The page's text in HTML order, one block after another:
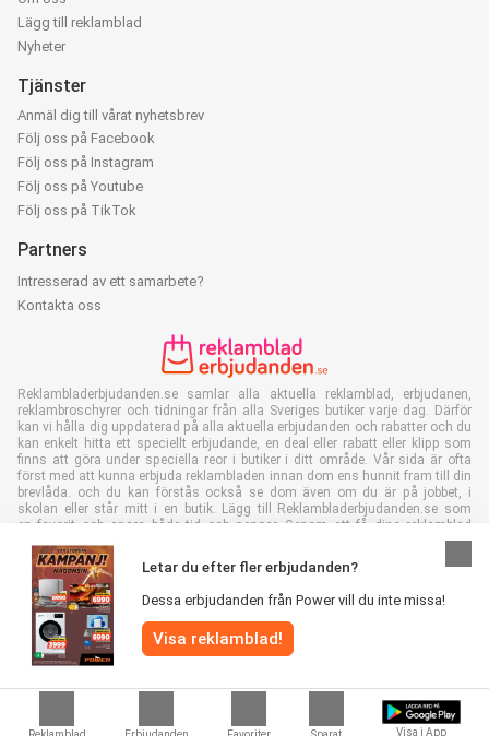
Visa i App
Letar du efter fler erbjudanden?
Dessa erbjudanden från Power vill du inte missa!
Visa reklamblad!
Lägg till reklamblad
Nyheter
Tjänster
Anmäl dig till vårat nyhetsbrev
Följ oss på Facebook
Följ oss på Instagram
Följ oss på Youtube
Följ oss på TikTok
Partners
Intresserad av ett samarbete?
Kontakta oss
Reklambladerbjudanden.se samlar alla aktuella reklamblad, erbjudanen,
reklambroschyrer och tidningar från alla Sveriges butiker varje dag. Därför
kan vi hålla dig uppdaterad på alla aktuella erbjudanden och rabatter och du
kan enkelt hitta ett speciellt erbjudande, en deal eller rabatt eller klipp som
finns att göra under speciella reor i butiker i ditt område. Vår sida är ofta
först med att kunna erbjuda reklambladen innan dom ens hunnit fram till din
brevlåda. och du kan förstås också se dom även om du är på jobbet, i
skolan eller står mitt i en butik. Lägg till Reklambladerbjudanden.se som
en favorit och spara både tid och pengar. Genom att få dina reklamblad
online så sparar du också in papper vilket är bra för vår miljö.
Alla rättigheter förbehållna Reklambladerbjudanden.se 2026 |